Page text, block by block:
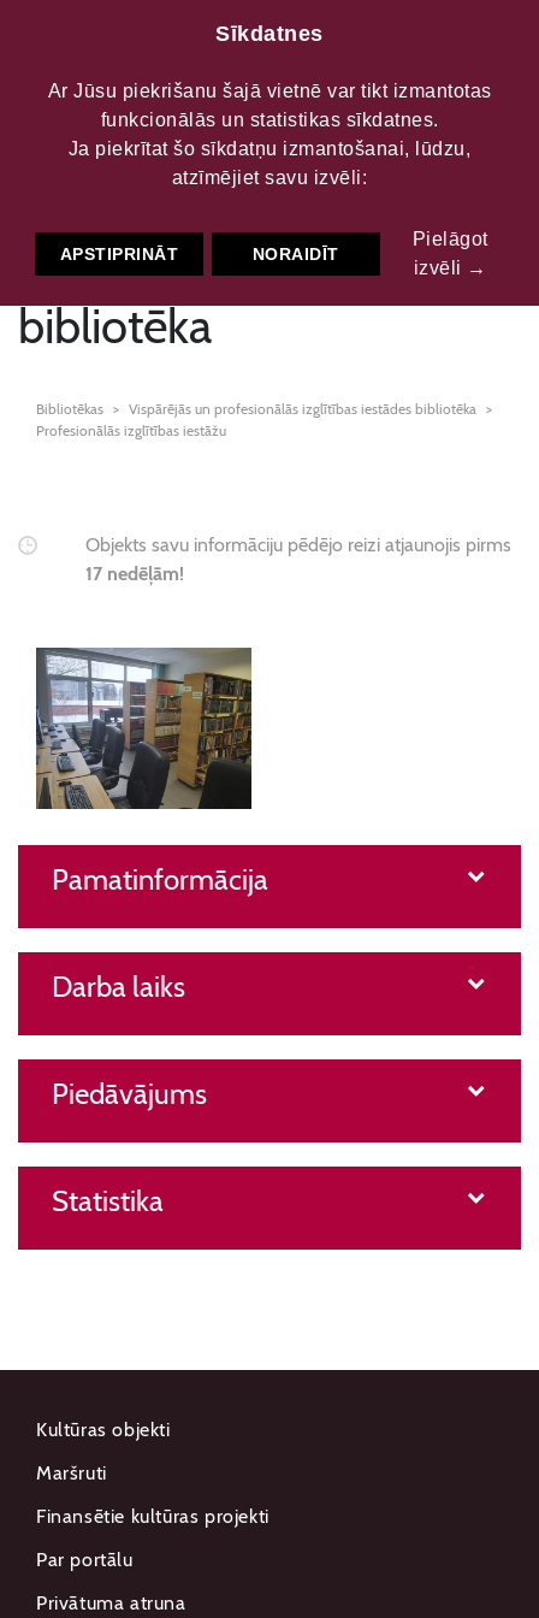
SIA "Rīgas Tūrisma un
radošās indistrijas
tehnikums" Preiļu filiāles
bibliotēka
Bibliotēkas
Vispārējās un profesionālās izglītības iestādes bibliotēka
Profesionālās izglītības iestāžu
Objekts savu informāciju pēdējo reizi atjaunojis pirms
17 nedēļām!
Pamatinformācija
Darba laiks
Piedāvājums
Statistika
Kultūras objekti
Maršruti
Finansētie kultūras projekti
Par portālu
Privātuma atruna
Sīkdatnes
Ar Jūsu piekrišanu šajā vietnē var tikt izmantotas
funkcionālās un statistikas sīkdatnes.
Ja piekrītat šo sīkdatņu izmantošanai, lūdzu,
atzīmējiet savu izvēli:
APSTIPRINĀT NORAIDĪT
Pielāgot
izvēli →